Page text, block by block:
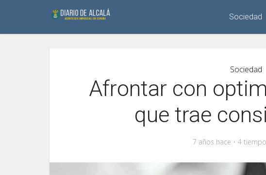
Sociedad
Sociedad
Afrontar con
que trae
7 años hace 4